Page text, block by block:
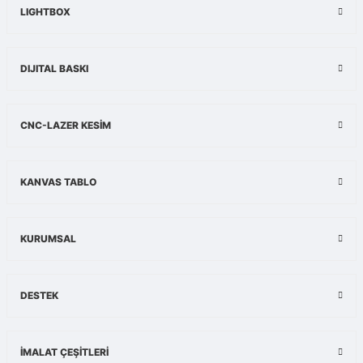
LIGHTBOX
DIJITAL BASKI
CNC-LAZER KESİM
KANVAS TABLO
KURUMSAL
DESTEK
İMALAT ÇEŞİTLERİ